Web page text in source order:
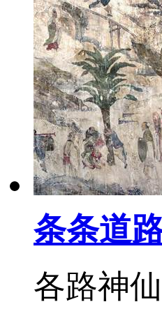
条条道
各路神